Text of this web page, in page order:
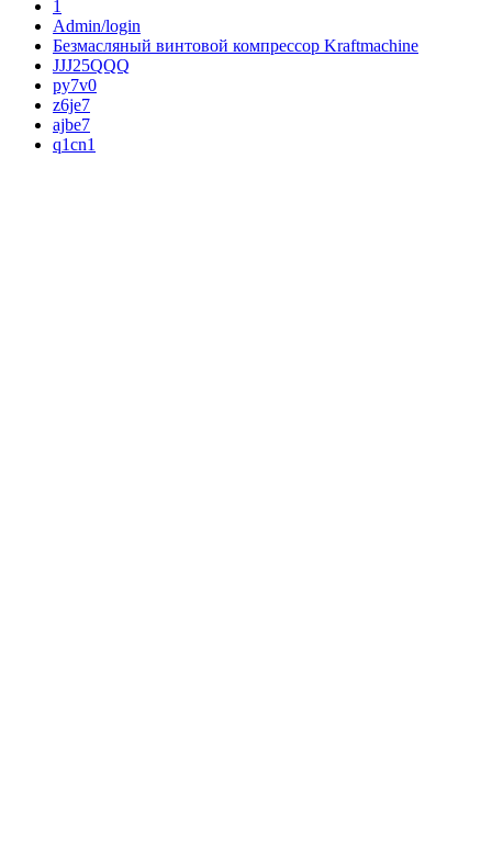
1
Admin/login
Безмасляный винтовой компрессор Kraftmaсhine
JJJ25QQQ
py7v0
z6je7
ajbe7
q1cn1